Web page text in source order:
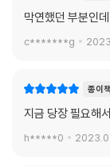
막연했던 부분인
c*******g
종이책
지금 당장 필요해
h*****0